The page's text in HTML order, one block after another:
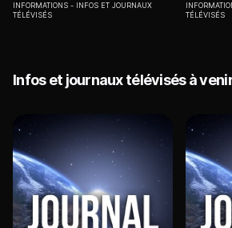
INFORMATIONS
INFOS ET JOURNAUX
TÉLÉVISÉS
TÉLÉVISÉS
Infos et journaux télévisés à